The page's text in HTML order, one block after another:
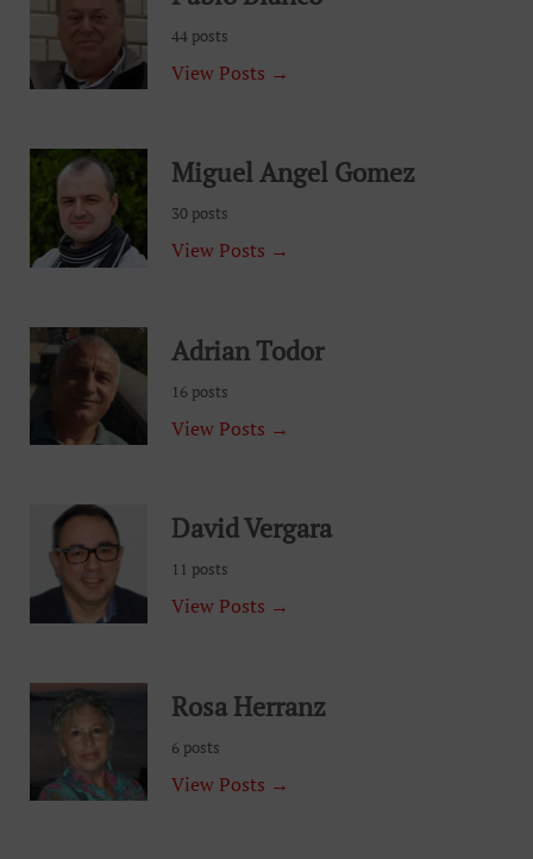
44 posts
View Posts →
Miguel Angel Gomez
30 posts
View Posts →
Adrian Todor
16 posts
View Posts →
David Vergara
11 posts
View Posts →
Rosa Herranz
6 posts
View Posts →